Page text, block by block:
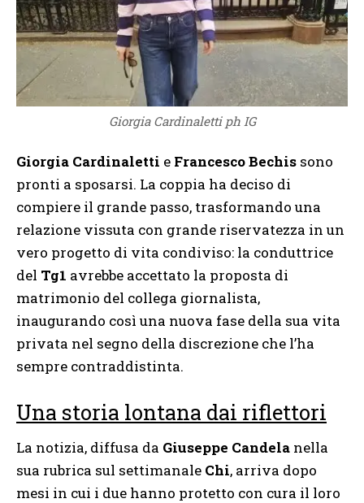
Giorgia Cardinaletti ph IG
Giorgia Cardinaletti e Francesco Bechis sono
pronti a sposarsi. La coppia ha deciso di
compiere il grande passo, trasformando una
relazione vissuta con grande riservatezza in un
vero progetto di vita condiviso: la conduttrice
del Tg1 avrebbe accettato la proposta di
matrimonio del collega giornalista,
inaugurando così una nuova fase della sua vita
privata nel segno della discrezione che l’ha
sempre contraddistinta.
Una storia lontana dai riflettori
La notizia, diffusa da Giuseppe Candela nella
sua rubrica sul settimanale Chi, arriva dopo
mesi in cui i due hanno protetto con cura il loro